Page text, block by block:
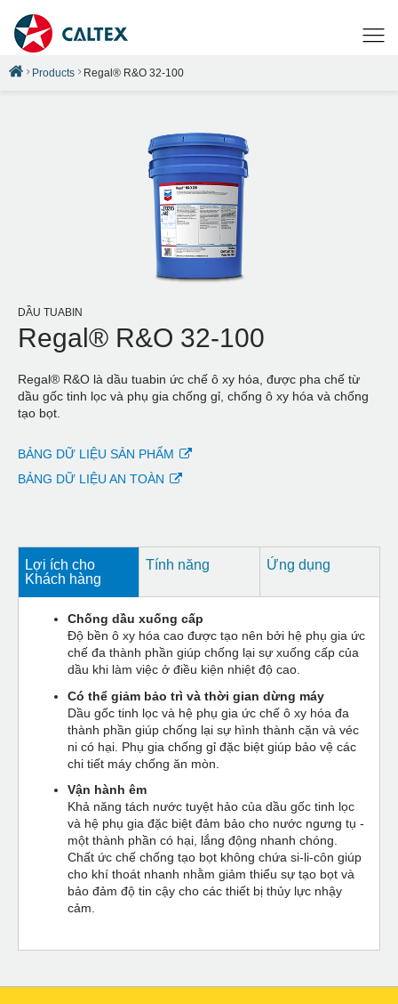
Products Regal® R&O 32-100
DẦU TUABIN
Regal® R&O 32-100
Regal® R&O là dầu tuabin ức chế ô xy hóa, được pha chế từ
dầu gốc tinh lọc và phụ gia chống gỉ, chống ô xy hóa và chống
tạo bọt.
BẢNG DỮ LIỆU SẢN PHẨM
BẢNG DỮ LIỆU AN TOÀN
Lợi ích cho
Khách hàng
Tính năng Ứng dụng
Chống dầu xuống cấp
Độ bền ô xy hóa cao được tạo nên bởi hệ phụ gia ức
chế đa thành phần giúp chống lại sự xuống cấp của
dầu khi làm việc ở điều kiện nhiệt độ cao.
Có thể giảm bảo trì và thời gian dừng máy
Dầu gốc tinh lọc và hệ phụ gia ức chế ô xy hóa đa
thành phần giúp chống lại sự hình thành cặn và véc
ni có hại. Phụ gia chống gỉ đặc biệt giúp bảo vệ các
chi tiết máy chống ăn mòn.
Vận hành êm
Khả năng tách nước tuyệt hảo của dầu gốc tinh lọc
và hệ phụ gia đặc biệt đảm bảo cho nước ngưng tụ -
một thành phần có hại, lắng động nhanh chóng.
Chất ức chế chống tạo bọt không chứa si-li-côn giúp
cho khí thoát nhanh nhằm giảm thiểu sự tạo bọt và
bảo đảm độ tin cậy cho các thiết bị thủy lực nhậy
cảm.